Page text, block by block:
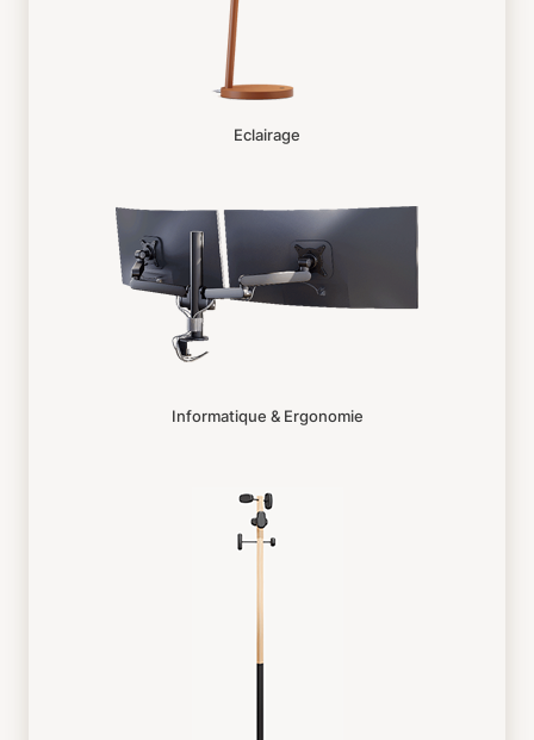
Eclairage
Informatique & Ergonomie